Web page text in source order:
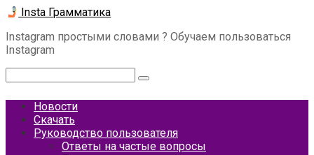
Перейти
контенту
Insta Грамматика
Instagram простыми словами ? Обучаем пользоваться
Instagram
Новости
Скачать
Руководство пользователя
Ответы на частые вопросы